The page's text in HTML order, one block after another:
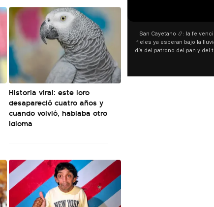
Historia viral: este loro
desapareció cuatro años y
cuando volvió, hablaba otro
idioma
00:00
San Cayetano 📿: la fe venció al agua y los
fieles ya esperan bajo la lluvia ➡️ A horas del
día del patrono del pan y del trabajo, miles de
personas acampan en Liniers para agradecer
y pedir. 🎙️ @bernardomagnago
“Preferís la joda y yo
¿Indirecta para Luck Ra? La
"Te vi", su nueva
encontrar similitudes
declaraciones que hizo